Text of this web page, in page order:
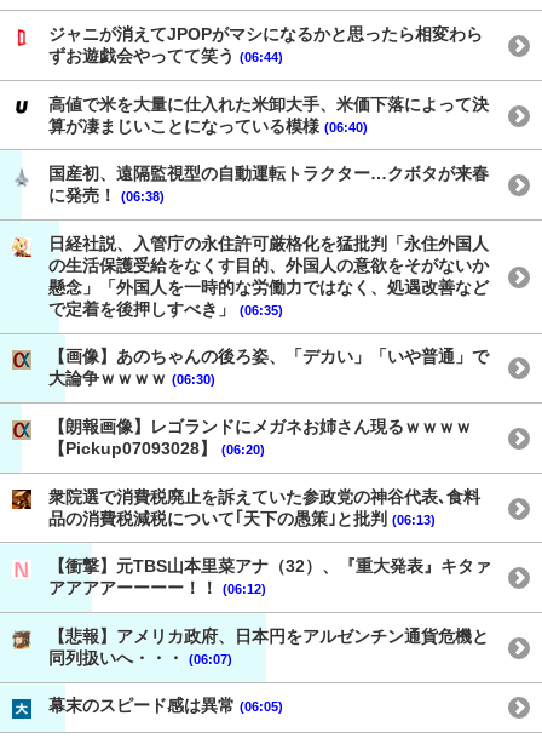
ジャニが消えてJPOPがマシになるかと思ったら相変わら
ずお遊戯会やってて笑う (06:44)
高値で米を大量に仕入れた米卸大手、米価下落によって決
算が凄まじいことになっている模様 (06:40)
国産初、遠隔監視型の自動運転トラクター…クボタが来春
に発売！
(06:38)
日経社説、入管庁の永住許可厳格化を猛批判「永住外国人
の生活保護受給をなくす目的、外国人の意欲をそがないか
懸念」「外国人を一時的な労働力ではなく、処遇改善など
で定着を後押しすべき」
(06:35)
【画像】あのちゃんの後ろ姿、「デカい」「いや普通」で
大論争ｗｗｗｗ (06:30)
【朗報画像】レゴランドにメガネお姉さん現るｗｗｗｗ
【Pickup07093028】
(06:20)
衆院選で消費税廃止を訴えていた参政党の神谷代表､食料
品の消費税減税について｢天下の愚策｣と批判 (06:13)
【衝撃】元TBS山本里菜アナ（32）、『重大発表』キタァ
アアアアーーーー！！
(06:12)
【悲報】アメリカ政府、日本円をアルゼンチン通貨危機と
同列扱いへ・・・
(06:07)
幕末のスピード感は異常 (06:05)